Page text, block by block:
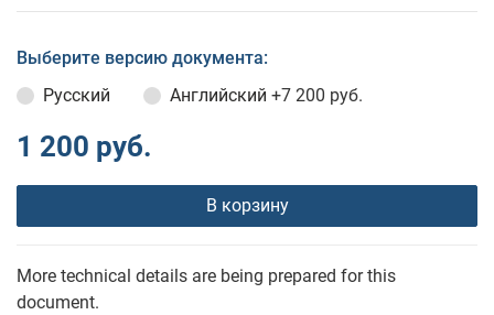
Выберите версию документа:
Русский
Английский +7 200 руб.
1 200 руб.
В корзину
More technical details are being prepared for this
document.